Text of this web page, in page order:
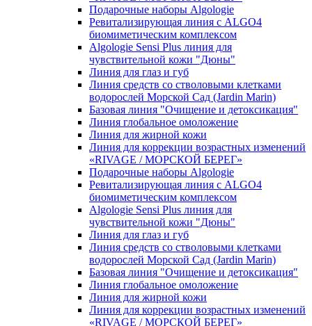
Подарочные наборы Algologie
Ревитализирующая линия с ALGO4
биомиметическим комплексом
Algologie Sensi Plus линия для
чувcтвительной кожи "Дюны"
Линия для глаз и губ
Линия средств со стволовыми клетками
водорослей Морской Сад (Jardin Marin)
Базовая линия "Очищение и детоксикация"
Линия глобальное омоложение
Линия для жирной кожи
Линия для коррекции возрастных изменений
«RIVAGE / МОРСКОЙ БЕРЕГ»
Подарочные наборы Algologie
Ревитализирующая линия с ALGO4
биомиметическим комплексом
Algologie Sensi Plus линия для
чувcтвительной кожи "Дюны"
Линия для глаз и губ
Линия средств со стволовыми клетками
водорослей Морской Сад (Jardin Marin)
Базовая линия "Очищение и детоксикация"
Линия глобальное омоложение
Линия для жирной кожи
Линия для коррекции возрастных изменений
«RIVAGE / МОРСКОЙ БЕРЕГ»